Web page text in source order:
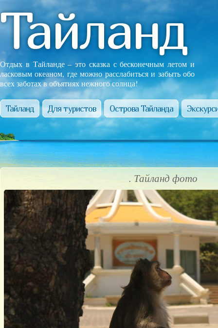
Тайланд
Отдых в Тайланде – это сказка с бесконечным летом и
ласковым океаном, где можно расслабиться и забыть обо
всех заботах в объятиях нежного солнца!
Тайланд Для туристов Острова Тайланда
. Тайланд фото